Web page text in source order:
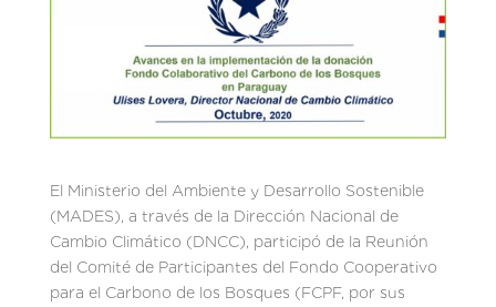
El Ministerio del Ambiente y Desarrollo Sostenible
(MADES), a través de la Dirección Nacional de
Cambio Climático (DNCC), participó de la Reunión
del Comité de Participantes del Fondo Cooperativo
para el Carbono de los Bosques (FCPF, por sus